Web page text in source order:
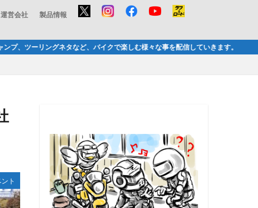
運営会社
製品情報
イクで楽しむ様々な事を配信していきます。
ト